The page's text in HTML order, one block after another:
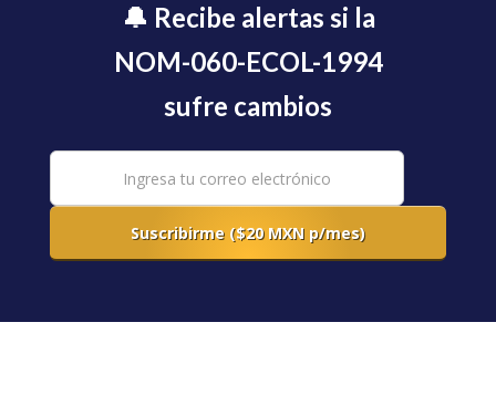
🔔 Recibe alertas si la
NOM-060-ECOL-1994
sufre cambios